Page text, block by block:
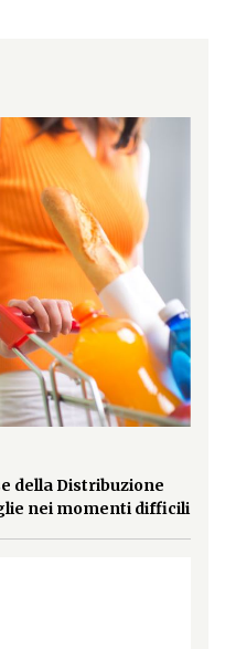
della Distribuzione
nei momenti difficili